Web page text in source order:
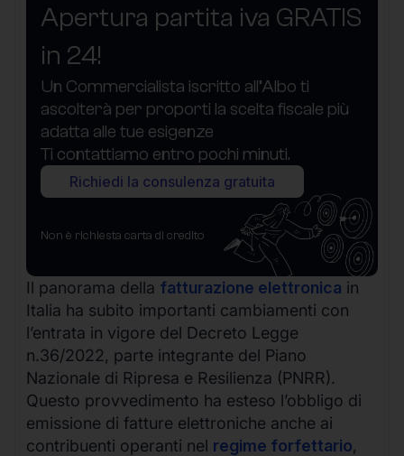
Apertura partita iva GRATIS
in 24!
Un Commercialista iscritto all’Albo ti
ascolterà per proporti la scelta fiscale più
adatta alle tue esigenze
Ti contattiamo entro pochi minuti.
Richiedi la consulenza gratuita
Non è richiesta carta di credito
Il panorama della fatturazione elettronica in
Italia ha subito importanti cambiamenti con
l’entrata in vigore del Decreto Legge
n.36/2022, parte integrante del Piano
Nazionale di Ripresa e Resilienza (PNRR).
Questo provvedimento ha esteso l’obbligo di
emissione di fatture elettroniche anche ai
contribuenti operanti nel regime forfettario,